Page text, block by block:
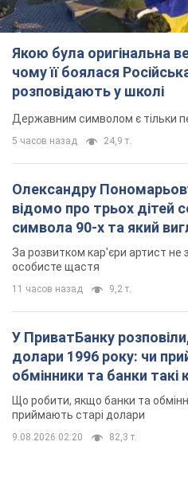
Якою була оригінальна
чому її боялася
розповідають у школі
Державним символом є тільки
5 часов назад 24,9 т.
Олександру
відомо про трьох дітей
символа 90-х та який
мають
За розвитком кар'єри артист не
особисте щастя
11 часов назад 9,2 т.
У ПриватБанку
долари 1996 року: чи
обмінники та банки такі
Що робити, якщо банки та
приймають старі долари
9.08.2026 02:20 82,3 т.